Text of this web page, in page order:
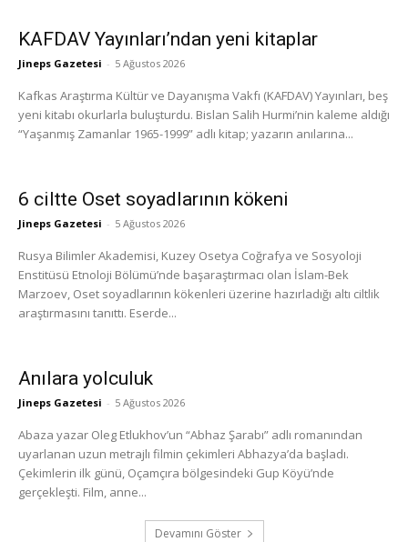
KAFDAV Yayınları’ndan yeni kitaplar
Jineps Gazetesi - 5 Ağustos 2026
Kafkas Araştırma Kültür ve Dayanışma Vakfı (KAFDAV) Yayınları, beş
yeni kitabı okurlarla buluşturdu. Bislan Salih Hurmi’nin kaleme aldığı
“Yaşanmış Zamanlar 1965-1999” adlı kitap; yazarın anılarına...
6 ciltte Oset soyadlarının kökeni
Jineps Gazetesi - 5 Ağustos 2026
Rusya Bilimler Akademisi, Kuzey Osetya Coğrafya ve Sosyoloji
Enstitüsü Etnoloji Bölümü’nde başaraştırmacı olan İslam-Bek
Marzoev, Oset soyadlarının kökenleri üzerine hazırladığı altı ciltlik
araştırmasını tanıttı. Eserde...
Anılara yolculuk
Jineps Gazetesi - 5 Ağustos 2026
Abaza yazar Oleg Etlukhov’un “Abhaz Şarabı” adlı romanından
uyarlanan uzun metrajlı filmin çekimleri Abhazya’da başladı.
Çekimlerin ilk günü, Oçamçıra bölgesindeki Gup Köyü’nde
gerçekleşti. Film, anne...
Devamını Göster